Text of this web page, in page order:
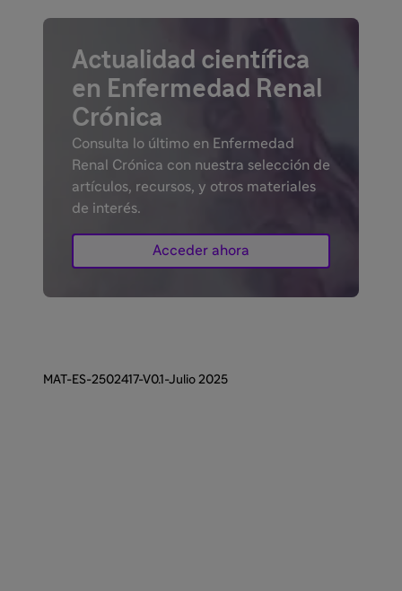
Actualidad científica
en Enfermedad Renal
Crónica
Consulta lo último en Enfermedad
Renal Crónica con nuestra selección de
artículos, recursos, y otros materiales
de interés.
Acceder ahora
MAT-ES-2502417-V0.1-Julio 2025